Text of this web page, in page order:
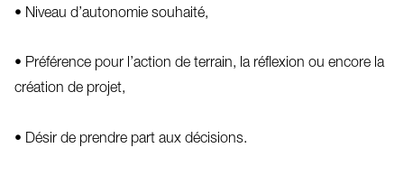
• Niveau d’autonomie souhaité,
• Préférence pour l’action de terrain, la réflexion ou encore la
création de projet,
• Désir de prendre part aux décisions.